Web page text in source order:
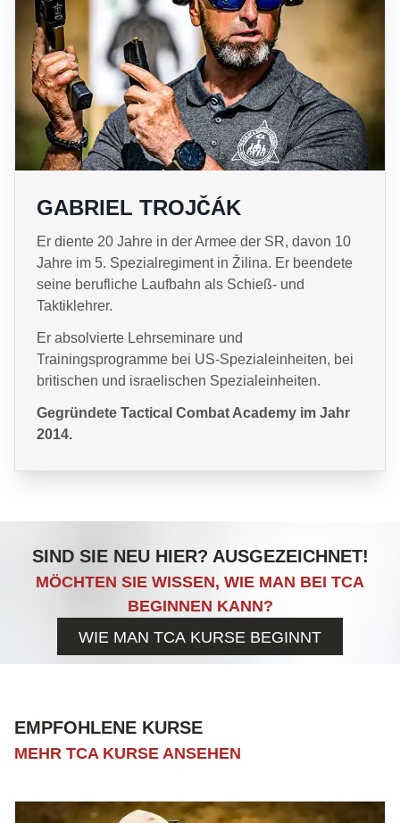
GABRIEL TROJČÁK
Er diente 20 Jahre in der Armee der SR, davon 10
Jahre im 5. Spezialregiment in Žilina. Er beendete
seine berufliche Laufbahn als Schieß- und
Taktiklehrer.
Er absolvierte Lehrseminare und
Trainingsprogramme bei US-Spezialeinheiten, bei
britischen und israelischen Spezialeinheiten.
Gegründete Tactical Combat Academy im Jahr
2014.
SIND SIE NEU HIER? AUSGEZEICHNET!
MÖCHTEN SIE WISSEN, WIE MAN BEI TCA
BEGINNEN KANN?
WIE MAN TCA KURSE BEGINNT
EMPFOHLENE KURSE
MEHR TCA KURSE ANSEHEN